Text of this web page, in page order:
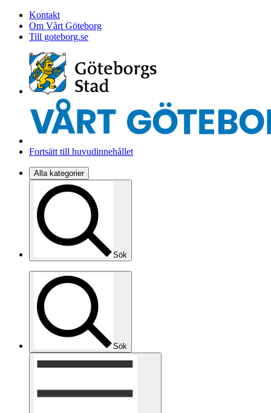
Kontakt
Om Vårt Göteborg
Till goteborg.se
Fortsätt till huvudinnehållet
Alla kategorier
Sök
Sök